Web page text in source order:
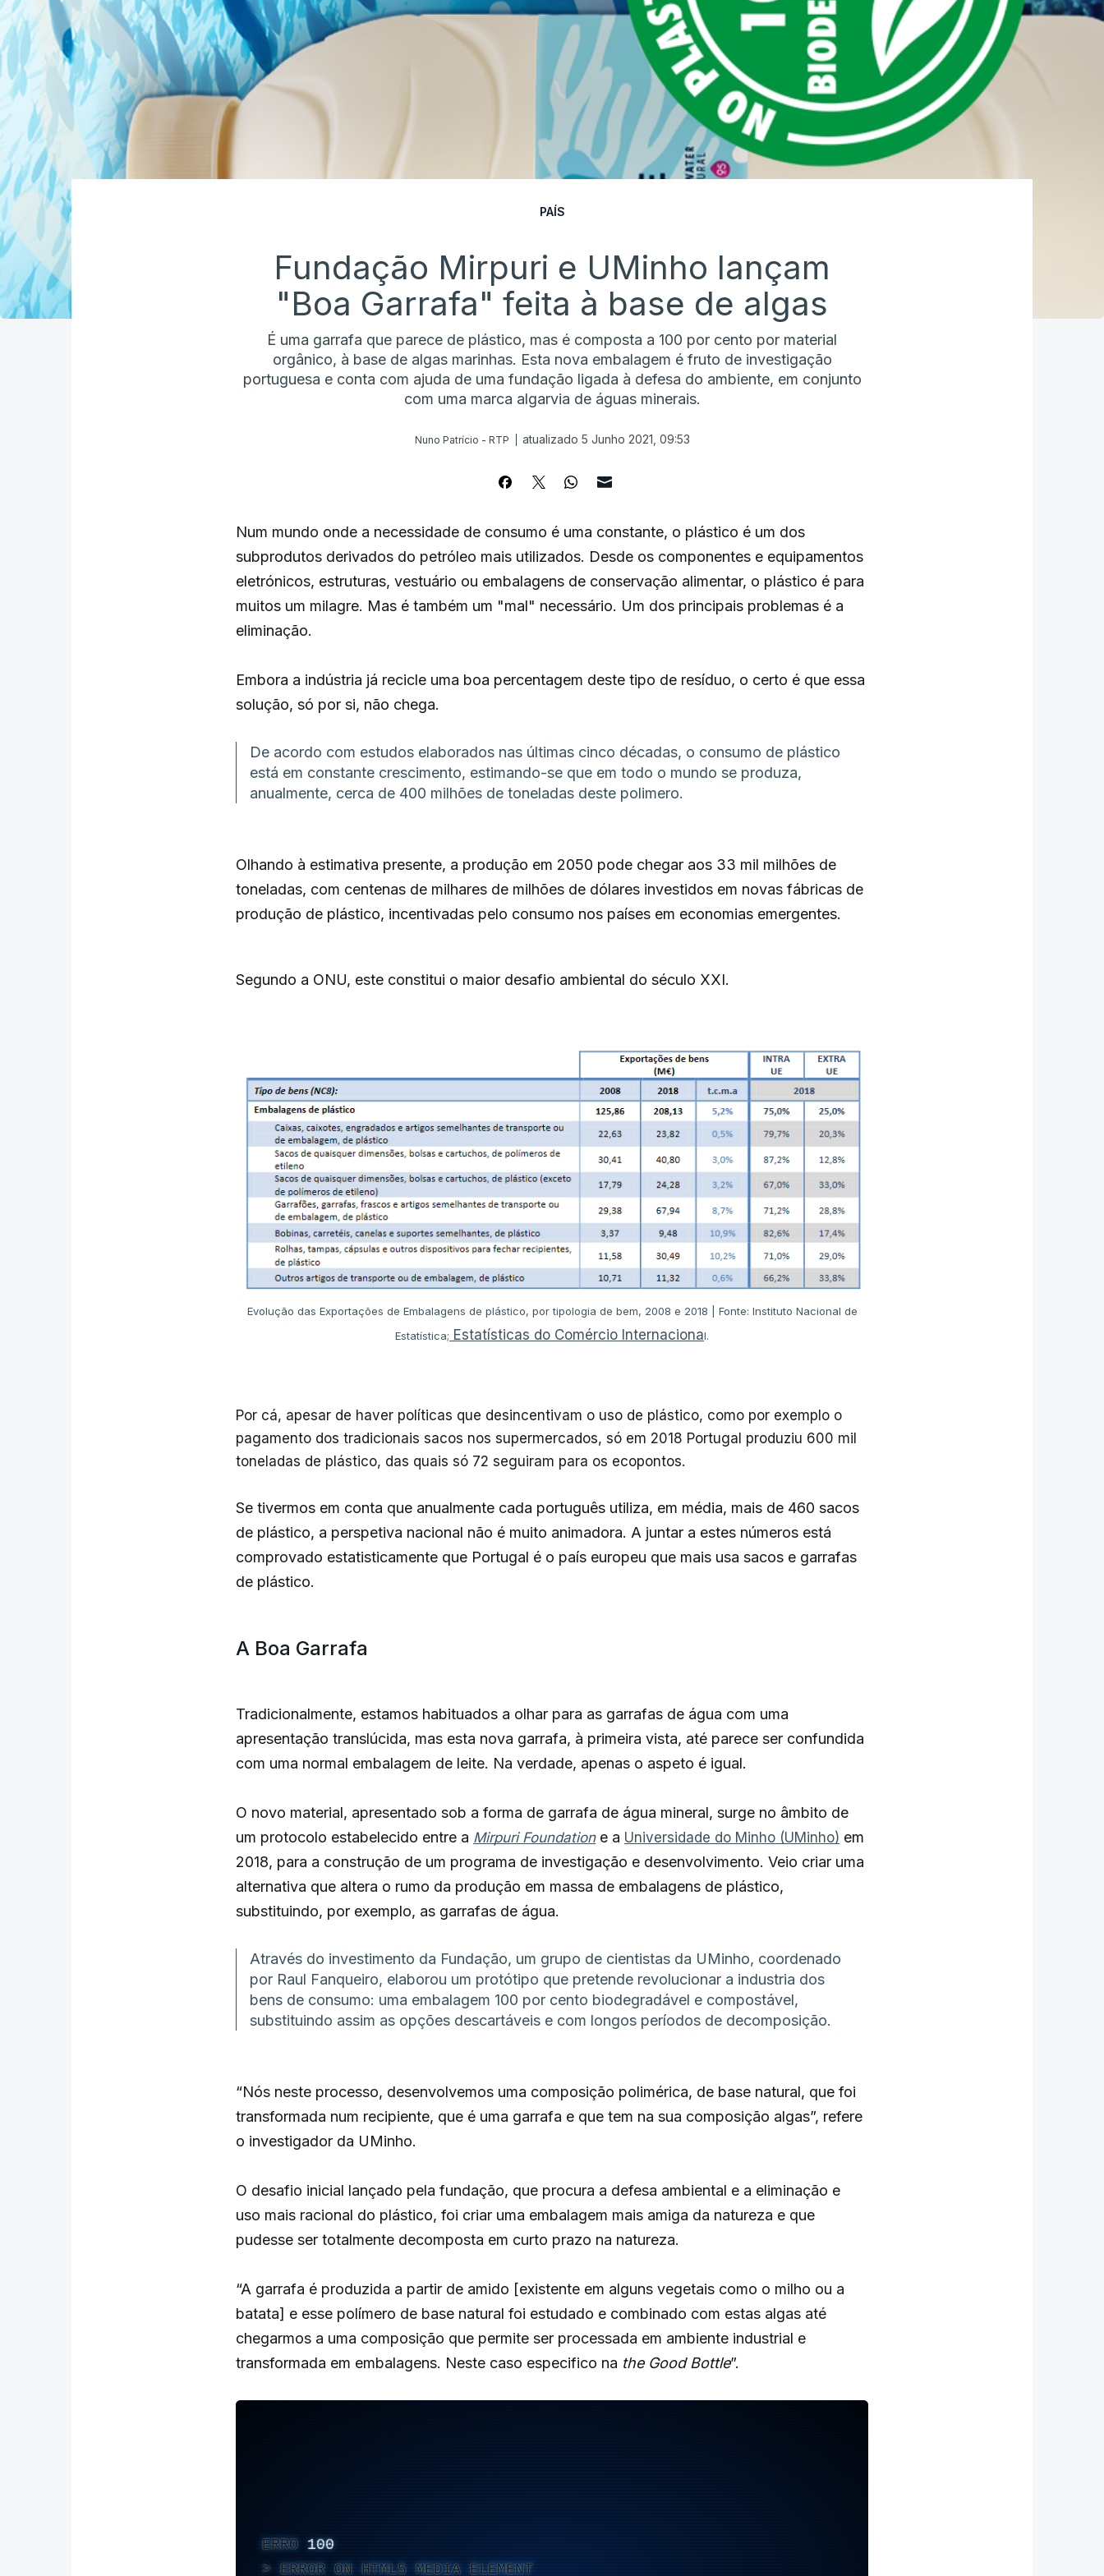
PAÍS
Fundação Mirpuri e UMinho lançam
"Boa Garrafa" feita à base de algas
É uma garrafa que parece de plástico, mas é composta a 100 por cento por material
orgânico, à base de algas marinhas. Esta nova embalagem é fruto de investigação
portuguesa e conta com ajuda de uma fundação ligada à defesa do ambiente, em conjunto
com uma marca algarvia de águas minerais.
Nuno Patrício - RTP atualizado 5 Junho 2021, 09:53
Num mundo onde a necessidade de consumo é uma constante, o plástico é um dos
subprodutos derivados do petróleo mais utilizados. Desde os componentes e equipamentos
eletrónicos, estruturas, vestuário ou embalagens de conservação alimentar, o plástico é para
muitos um milagre. Mas é também um "mal" necessário. Um dos principais problemas é a
eliminação.
Embora a indústria já recicle uma boa percentagem deste tipo de resíduo, o certo é que essa
solução, só por si, não chega.
De acordo com estudos elaborados nas últimas cinco décadas, o consumo de plástico
está em constante crescimento, estimando-se que em todo o mundo se produza,
anualmente, cerca de 400 milhões de toneladas deste polimero.
Olhando à estimativa presente, a produção em 2050 pode chegar aos 33 mil milhões de
toneladas, com centenas de milhares de milhões de dólares investidos em novas fábricas de
produção de plástico, incentivadas pelo consumo nos países em economias emergentes.
Segundo a ONU, este constitui o maior desafio ambiental do século XXI.
Evolução das Exportações de Embalagens de plástico, por tipologia de bem, 2008 e 2018 | Fonte: Instituto Nacional de
Estatística; Estatísticas do Comércio Internacional.
Por cá, apesar de haver políticas que desincentivam o uso de plástico, como por exemplo o
pagamento dos tradicionais sacos nos supermercados, só em 2018 Portugal produziu 600 mil
toneladas de plástico, das quais só 72 seguiram para os ecopontos.
Se tivermos em conta que anualmente cada português utiliza, em média, mais de 460 sacos
de plástico, a perspetiva nacional não é muito animadora. A juntar a estes números está
comprovado estatisticamente que Portugal é o país europeu que mais usa sacos e garrafas
de plástico.
A Boa Garrafa
Tradicionalmente, estamos habituados a olhar para as garrafas de água com uma
apresentação translúcida, mas esta nova garrafa, à primeira vista, até parece ser confundida
com uma normal embalagem de leite. Na verdade, apenas o aspeto é igual.
O novo material, apresentado sob a forma de garrafa de água mineral, surge no âmbito de
um protocolo estabelecido entre a Mirpuri Foundatione a Universidade do Minho (UMinho) em
2018, para a construção de um programa de investigação e desenvolvimento. Veio criar uma
alternativa que altera o rumo da produção em massa de embalagens de plástico,
substituindo, por exemplo, as garrafas de água.
Através do investimento da Fundação, um grupo de cientistas da UMinho, coordenado
por Raul Fanqueiro, elaborou um protótipo que pretende revolucionar a industria dos
bens de consumo: uma embalagem 100 por cento biodegradável e compostável,
substituindo assim as opções descartáveis e com longos períodos de decomposição.
“Nós neste processo, desenvolvemos uma composição polimérica, de base natural, que foi
transformada num recipiente, que é uma garrafa e que tem na sua composição algas”, refere
o investigador da UMinho.
O desafio inicial lançado pela fundação, que procura a defesa ambiental e a eliminação e
uso mais racional do plástico, foi criar uma embalagem mais amiga da natureza e que
pudesse ser totalmente decomposta em curto prazo na natureza.
“A garrafa é produzida a partir de amido [existente em alguns vegetais como o milho ou a
batata] e esse polímero de base natural foi estudado e combinado com estas algas até
chegarmos a uma composição que permite ser processada em ambiente industrial e
transformada em embalagens. Neste caso especifico na the Good Bottle”.
ERRO 100
ERROR ON HTML5 MEDIA ELEMENT